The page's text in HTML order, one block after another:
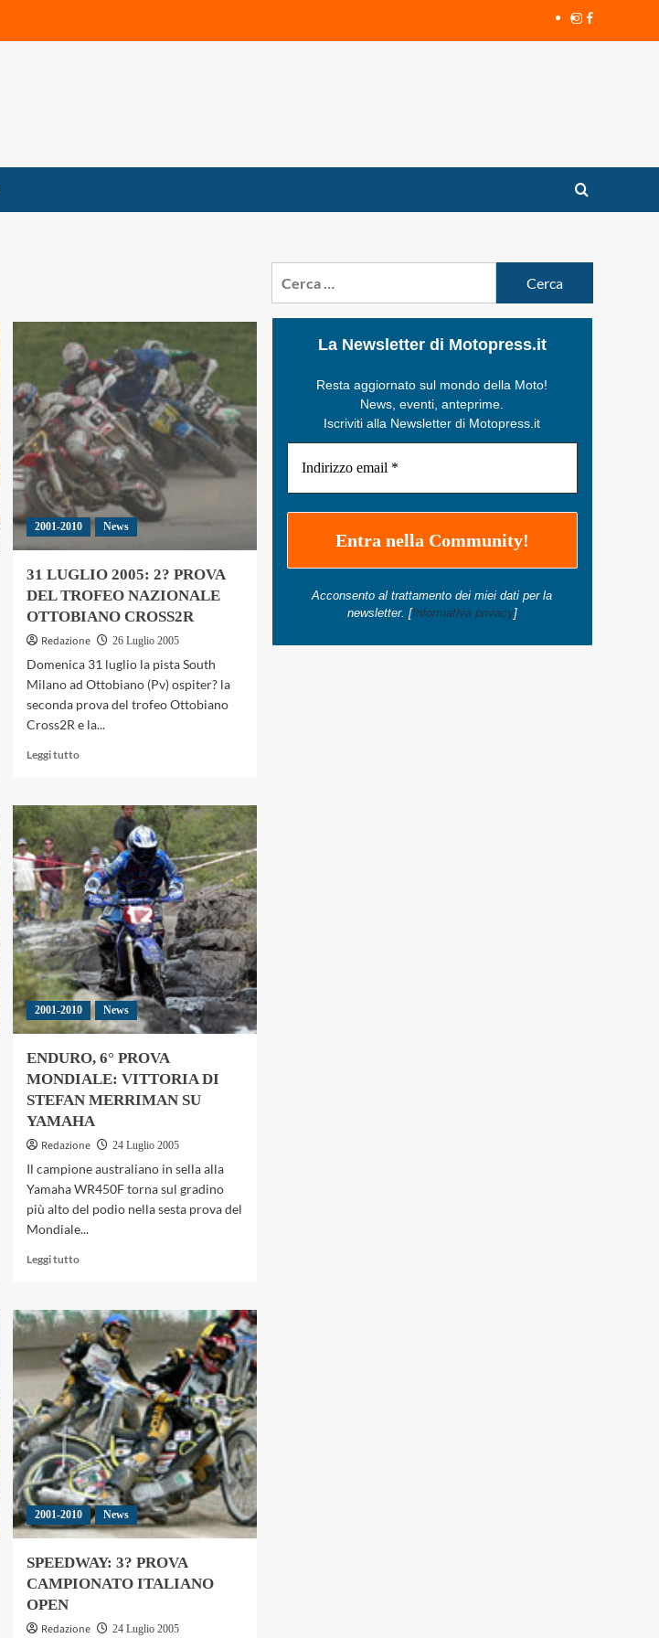
Instagram
Facebook
2001-2010 News
31 LUGLIO 2005: 2? PROVA
DEL TROFEO NAZIONALE
OTTOBIANO CROSS2R
Redazione 26 Luglio 2005
Domenica 31 luglio la pista South
Milano ad Ottobiano (Pv) ospiter? la
seconda prova del trofeo Ottobiano
Cross2R e la...
Leggi tuttoLeggi
su
31
LUGLIO
2005:
2?
PROVA
DEL
TROFEO
NAZIONALE
OTTOBIANO
CROSS2R
2001-2010 News
ENDURO, 6° PROVA
MONDIALE: VITTORIA DI
STEFAN MERRIMAN SU
YAMAHA
Redazione 24 Luglio 2005
Il campione australiano in sella alla
Yamaha WR450F torna sul gradino
più alto del podio nella sesta prova del
Mondiale...
Leggi tuttoLeggi
su
ENDURO,
6°
PROVA
MONDIALE:
VITTORIA
DI
STEFAN
MERRIMAN
SU
YAMAHA
2001-2010 News
SPEEDWAY: 3? PROVA
CAMPIONATO ITALIANO
OPEN
Redazione 24 Luglio 2005
La Newsletter di Motopress.it
Resta aggiornato sul mondo della Moto!
News, eventi, anteprime.
Iscriviti alla Newsletter di Motopress.it
Acconsento al trattamento dei miei dati per la
newsletter. [Informativa privacy]